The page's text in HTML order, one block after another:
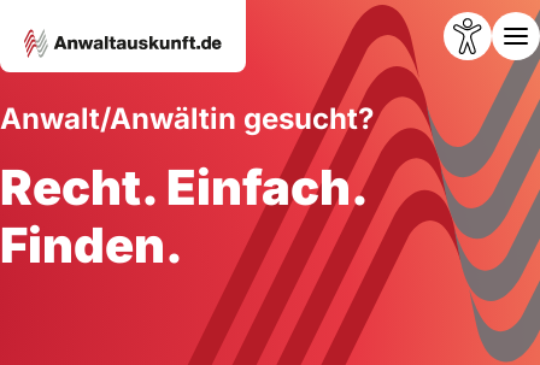
Anwalt/Anwältin gesucht?
Recht. Einfach.
Finden.